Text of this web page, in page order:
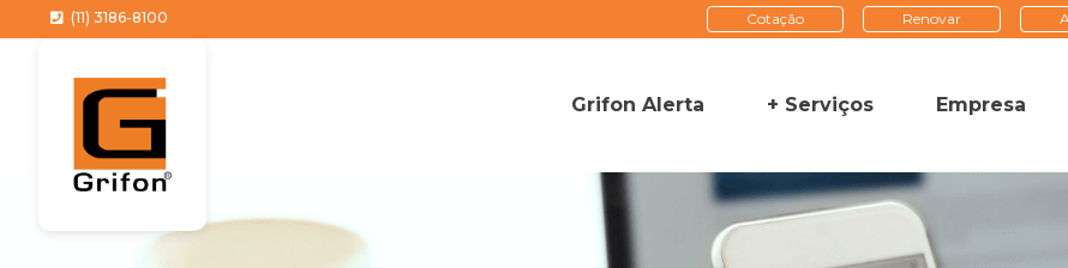
(11) 3186-8100 Cotação Renovar
Grifon Alerta + Serviços Empresa